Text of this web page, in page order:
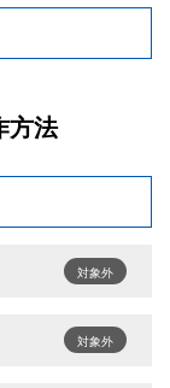
方法
対象外
対象外